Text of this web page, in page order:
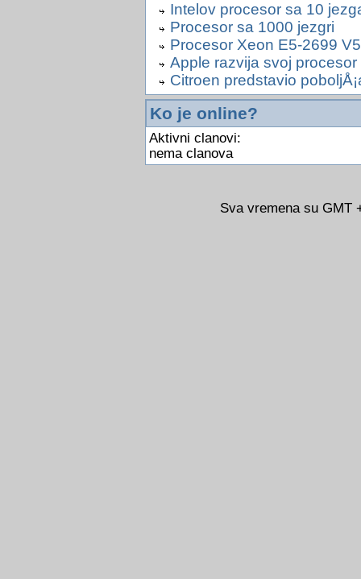
Intelov procesor sa 10
Procesor sa 1000 jezgri
Procesor Xeon E5-2699 V5
Apple razvija svoj procesor
Citroen predstavio
Ko je online?
Aktivni clanovi:
nema clanova
Sva vremena su GMT